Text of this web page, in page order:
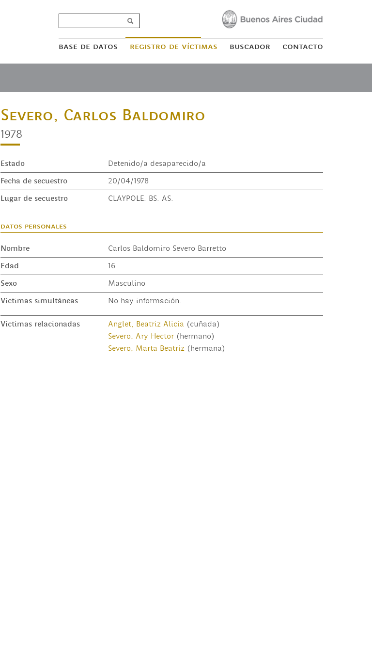
base de datos registro de víctimas buscador contacto
Severo, Carlos Baldomiro
1978
Estado
Detenido/a desaparecido/a
Fecha de secuestro
20/04/1978
Lugar de secuestro
CLAYPOLE. BS. AS.
datos personales
Nombre
Carlos Baldomiro Severo Barretto
Edad
16
Sexo
Masculino
Víctimas simultáneas
No hay información.
Víctimas relacionadas Anglet, Beatriz Alicia (cuñada)
Severo, Ary Hector(hermano)
Severo, Marta Beatriz(hermana)